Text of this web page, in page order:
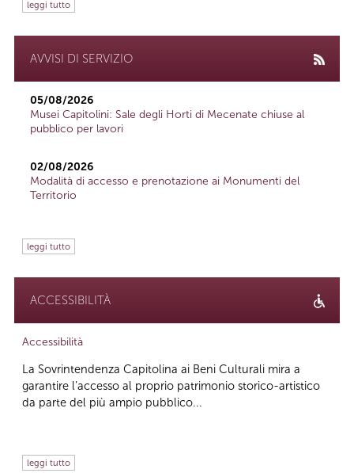
leggi tutto
AVVISI DI SERVIZIO
05/08/2026
Musei Capitolini: Sale degli Horti di Mecenate chiuse al
pubblico per lavori
02/08/2026
Modalità di accesso e prenotazione ai Monumenti del
Territorio
leggi tutto
ACCESSIBILITÀ
Accessibilità
La Sovrintendenza Capitolina ai Beni Culturali mira a
garantire l’accesso al proprio patrimonio storico-artistico
da parte del più ampio pubblico...
leggi tutto